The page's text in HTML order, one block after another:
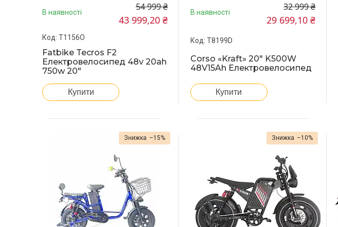
В наявності 54 999 ₴
43 999,20 ₴
T1156О
Fatbike Tecros F2
Електровелосипед 48v 20ah
750w 20"
Купити
В наявності 32 999 ₴
29 699,10 ₴
T8199D
Corso «Kraft» 20" K500W
48V15Ah Електровелосипед
Купити
–15% –10%